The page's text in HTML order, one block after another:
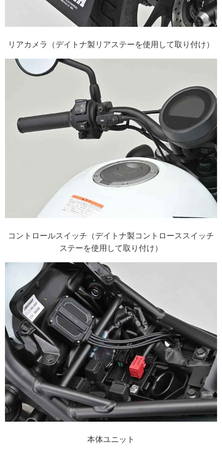
リアカメラ（デイトナ製リアステーを使用して取り付け）
コントロールスイッチ（デイトナ製コントローススイッチ
ステーを使用して取り付け）
本体ユニット